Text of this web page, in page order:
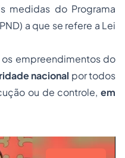
medidas do Programa
a que se refere a Lei
empreendimentos do
nacional por todos
ou de controle, em